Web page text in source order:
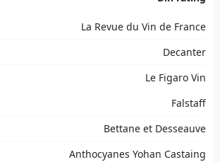
La Revue du Vin de France
Decanter
Le Figaro Vin
Falstaff
Bettane et Desseauve
Anthocyanes Yohan Castaing